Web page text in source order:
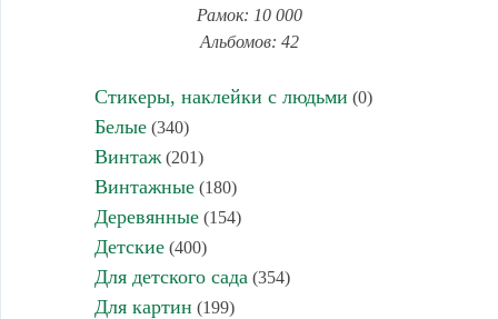
Рамок: 10 000
Альбомов: 42
Стикеры, наклейки с людьми (0)
Белые(340)
Винтаж(201)
Винтажные(180)
Деревянные(154)
Детские(400)
Для детского сада (354)
Для картин (199)